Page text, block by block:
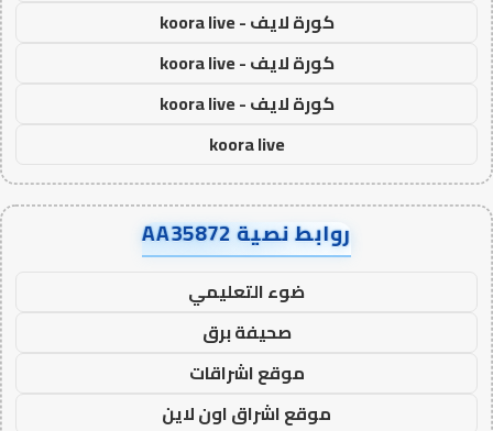
كورة لايف - koora live
كورة لايف - koora live
كورة لايف - koora live
koora live
روابط نصية AA35872
ضوء التعليمي
صحيفة برق
موقع اشراقات
موقع اشراق اون لاين